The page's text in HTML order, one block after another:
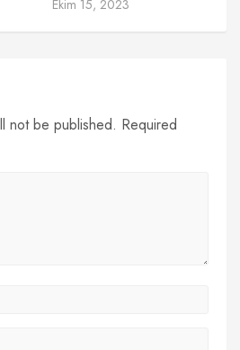
Ekim 15, 2023
not be published. Required